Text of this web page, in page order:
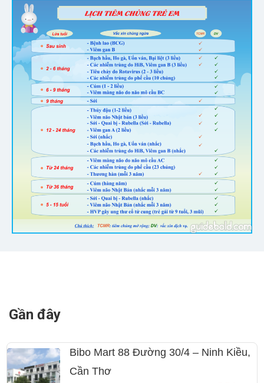
Gần đây
Bibo Mart 88 Đường 30/4 – Ninh Kiều,
Cần Thơ